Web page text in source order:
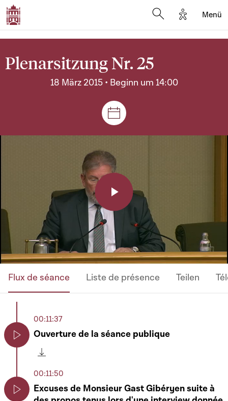
Options
Menü
Plenarsitzung Nr. 25
18 März 2015 • Beginn um 14:00
Plenar- und
Play
Video
Flux de séance Liste de présence Teilen
00:11:37
Ouverture de la séance publique
00:11:50
Excuses de Monsieur Gast Gibéryen suite à